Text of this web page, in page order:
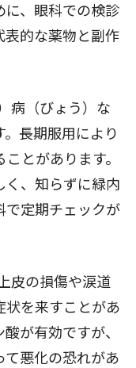
に、眼科での検診
表的な薬物と副作
病（びょう）な
長期服用により
とがあります。
く、知らずに緑内
で定期チェックが
皮の損傷や涙道
状を来すことがあ
が有効ですが、
て悪化の恐れがあ